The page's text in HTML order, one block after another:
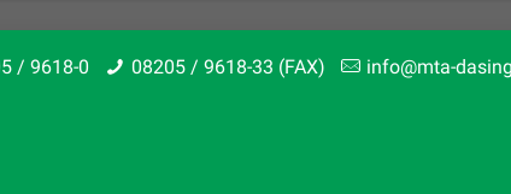
/ 9618-0 08205 / 9618-33 (FAX) info@mta-